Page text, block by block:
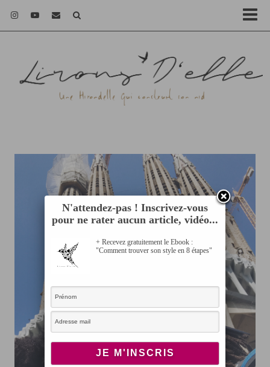
N'attendez-pas ! Inscrivez-vous
pour ne rater aucun article, vidéo...
+ Recevez gratuitement le Ebook :
"Comment trouver son style en 8 étapes"